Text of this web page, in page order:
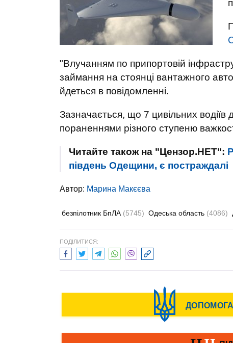
"Влучанням по припортовій
займання на стоянці вантажного
йдеться в повідомленні.
Зазначається, що 7 цивільних
пораненнями різного ступеню
Читайте також на "Цензор.НЕТ":
південь Одещини, є постраждалі
Автор: Марина Макєєва
безпілотник БпЛА (5745) Одеська область (4086)
ПОДІЛИТИСЯ: